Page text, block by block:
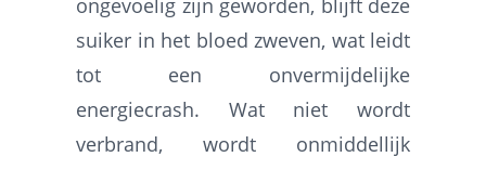
suiker in het bloed zweven, wat leidt
tot een onvermijdelijke
energiecrash. Wat niet wordt
verbrand, wordt onmiddellijk